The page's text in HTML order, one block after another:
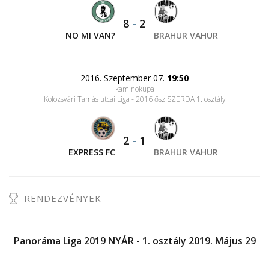
NO MI VAN?
8 - 2
BRAHUR VAHUR
2016. Szeptember 07. 19:50
kaminokupa
Kolozsvári Tamás utcai Liga - 2016 ősz SZERDA 1. osztály
EXPRESS FC
2 - 1
BRAHUR VAHUR
RENDEZVÉNYEK
Panoráma Liga 2019 NYÁR - 1. osztály 2019. Május 29